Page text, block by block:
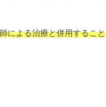
による治療と併用すること